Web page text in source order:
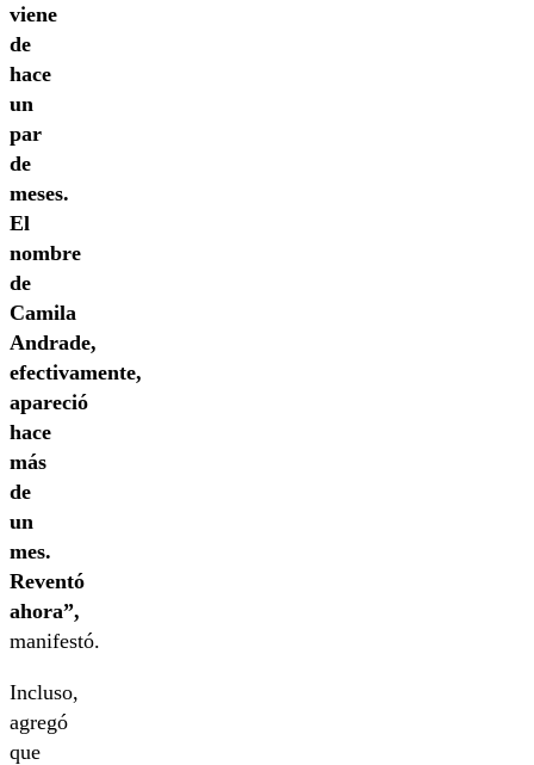
viene
de
hace
un
par
de
meses.
El
nombre
de
Camila
Andrade,
efectivamente,
apareció
hace
más
de
un
mes.
Reventó
ahora”,
manifestó.
Incluso,
agregó
que